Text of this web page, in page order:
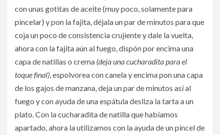
con unas gotitas de aceite (muy poco, solamente para
pincelar) y pon la fajita, déjala un par de minutos para que
coja un poco de consistencia crujiente y dale la vuelta,
ahora con la fajita aún al fuego, dispón por encima una
capa de natillas o crema (deja una cucharadita para el
toque final) , espolvorea con canela y encima pon una capa
de los gajos de manzana, deja un par de minutos así al
fuego y con ayuda de una espátula desliza la tarta a un
plato. Con la cucharadita de natilla que habíamos
apartado, ahora la utilizamos con la ayuda de un pincel de